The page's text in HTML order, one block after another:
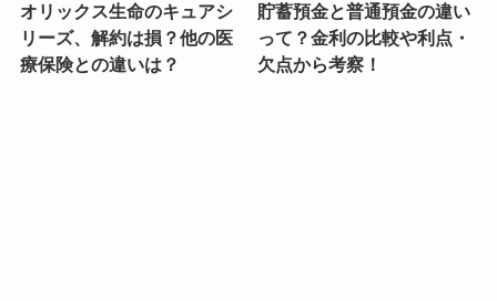
オリックス生命のキュアシ
リーズ、解約は損？他の医
療保険との違いは？
貯蓄預金と普通預金の違い
って？金利の比較や利点・
欠点から考察！